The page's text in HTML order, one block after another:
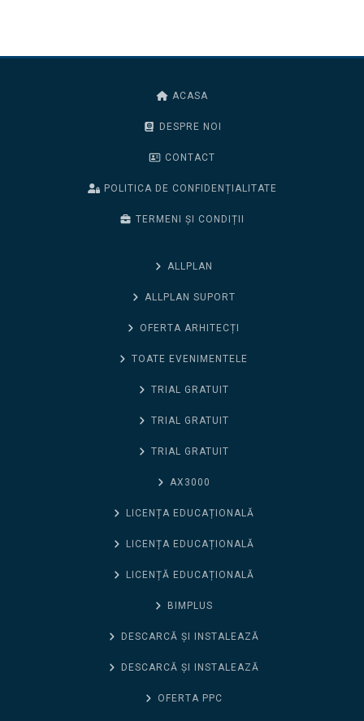
ACASA
DESPRE NOI
CONTACT
POLITICA DE CONFIDENȚIALITATE
TERMENI ȘI CONDIȚII
ALLPLAN
ALLPLAN SUPORT
OFERTA ARHITECȚI
TOATE EVENIMENTELE
TRIAL GRATUIT
TRIAL GRATUIT
TRIAL GRATUIT
AX3000
LICENȚA EDUCAȚIONALĂ
LICENȚA EDUCAȚIONALĂ
LICENȚĂ EDUCAȚIONALĂ
BIMPLUS
DESCARCĂ ȘI INSTALEAZĂ
DESCARCĂ ȘI INSTALEAZĂ
OFERTA PPC